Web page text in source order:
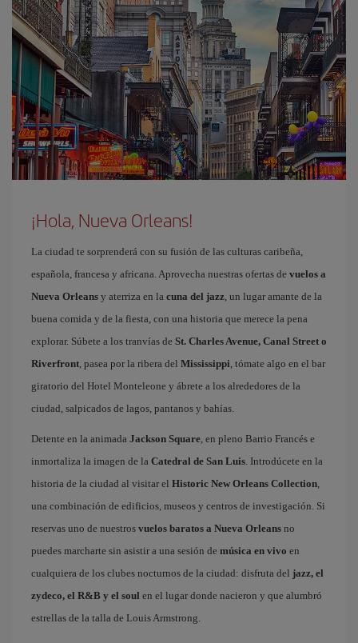
¡Hola, Nueva Orleans!
La ciudad te sorprenderá con su fusión de las culturas caribeña,
española, francesa y africana. Aprovecha nuestras ofertas de vuelos a
Nueva Orleans y aterriza en la cuna del jazz , un lugar amante de la
buena comida y de la fiesta, con una historia que merece la pena
explorar. Súbete a los tranvías de St. Charles Avenue, Canal Street o
Riverfront , pasea por la ribera del Mississippi , tómate algo en el bar
giratorio del Hotel Monteleone y ábrete a los alrededores de la
ciudad, salpicados de lagos, pantanos y bahías.
Detente en la animada Jackson Square , en pleno Barrio Francés e
inmortaliza la imagen de la Catedral de San Luis . Introdúcete en la
historia de la ciudad al visitar el Historic New Orleans Collection
una combinación de edificios, museos y centros de investigación. Si
reservas uno de nuestros vuelos baratos a Nueva Orleans no
puedes marcharte sin asistir a una sesión de música en vivo en
cualquiera de los clubes nocturnos de la ciudad: disfruta del jazz, el
zydeco, el R&B y el soul en el lugar donde nacieron y que alumbró
estrellas de la talla de Louis Armstrong.